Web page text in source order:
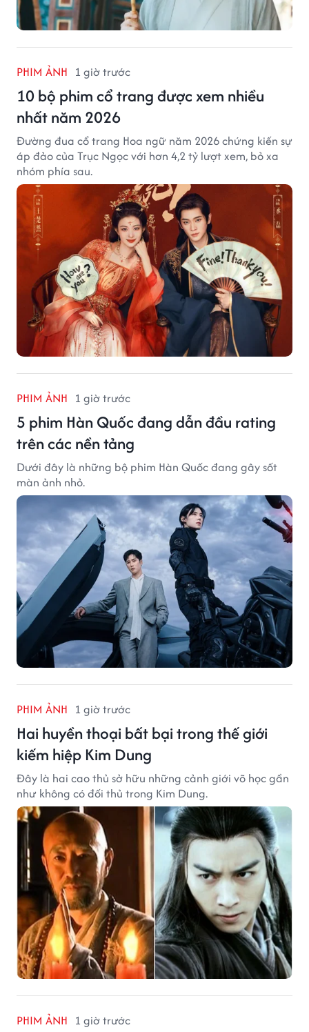
PHIM ẢNH 1 giờ trước
10 bộ phim cổ trang được xem nhiều
nhất năm 2026
Đường đua cổ trang Hoa ngữ năm 2026 chứng kiến sự
áp đảo của Trục Ngọc với hơn 4,2 tỷ lượt xem, bỏ xa
nhóm phía sau.
PHIM ẢNH 1 giờ trước
5 phim Hàn Quốc đang dẫn đầu rating
trên các nền tảng
Dưới đây là những bộ phim Hàn Quốc đang gây sốt
màn ảnh nhỏ.
PHIM ẢNH 1 giờ trước
Hai huyền thoại bất bại trong thế giới
kiếm hiệp Kim Dung
Đây là hai cao thủ sở hữu những cảnh giới võ học gần
như không có đối thủ trong Kim Dung.
PHIM ẢNH 1 giờ trước